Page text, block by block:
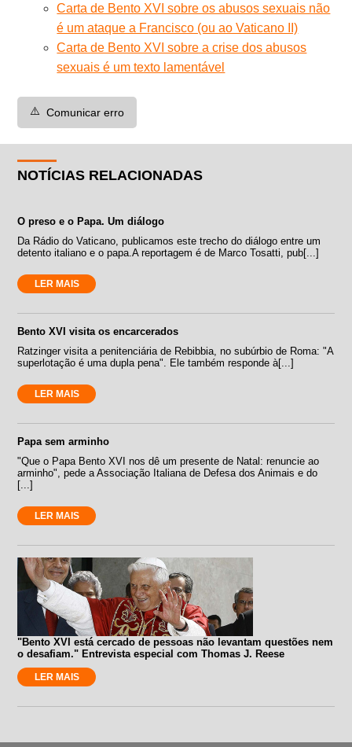
Carta de Bento XVI sobre os abusos sexuais não
é um ataque a Francisco (ou ao Vaticano II)
Carta de Bento XVI sobre a crise dos abusos
sexuais é um texto lamentável
⚠️ Comunicar erro
NOTÍCIAS RELACIONADAS
O preso e o Papa. Um diálogo
Da Rádio do Vaticano, publicamos este trecho do diálogo entre um
detento italiano e o papa.A reportagem é de Marco Tosatti, pub[...]
LER MAIS
Bento XVI visita os encarcerados
Ratzinger visita a penitenciária de Rebibbia, no subúrbio de Roma: "A
superlotação é uma dupla pena". Ele também responde à[...]
LER MAIS
Papa sem arminho
"Que o Papa Bento XVI nos dê um presente de Natal: renuncie ao
arminho", pede a Associação Italiana de Defesa dos Animais e do
[...]
LER MAIS
"Bento XVI está cercado de pessoas não levantam questões nem
o desafiam." Entrevista especial com Thomas J. Reese
LER MAIS